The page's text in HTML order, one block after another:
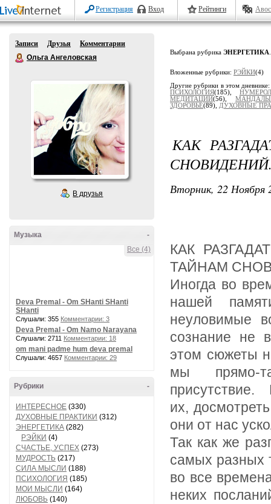
Регистрация Вход Рейтинги
Записи Друзья
Комментарии
Ольга Ангеловская
В друзья
-
Музыка
Все (4)
Deva Premal - Om SHanti SHanti
SHanti
Слушали: 355 Комментарии: 3
Deva Premal - Om Namo Narayana
Слушали: 2711 Комментарии: 18
om mani padme hum deva premal
Слушали: 4657 Комментарии: 29
-
Рубрики
ИНТЕРЕСНОЕ (330)
ДУХОВНЫЕ ПРАКТИКИ (312)
ЭНЕРГЕТИКА (282)
РЭЙКИ (4)
СЧАСТЬЕ, УСПЕХ (273)
МУДРОСТЬ (217)
СИЛА МЫСЛИ (188)
ПСИХОЛОГИЯ (185)
МОИ МЫСЛИ (164)
ЛЮБОВЬ (140)
Выбрана рубрика ЭНЕРГЕТИКА
Вложенные рубрики: РЭЙКИ(4)
Другие рубрики в этом
ПСИХОЛОГИЯ(185),
МЕДИТАЦИИ(56),
ЗДОРОВЬЕ(89), ДУХОВНЫЕ
КАК
Вторник, 22 Ноября
КАК
ТАЙНАМ
Иногда во
нашей
неуловимые
сознание не
этом сюжеты
мы прямо-
присутствие.
их,
они от нас
Так как же
самых разных
во все
неких